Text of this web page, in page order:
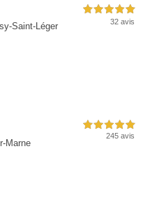
Saint-Léger
5,0 étoiles sur 5
32 avis
Marne
5,0 étoiles sur 5
245 avis